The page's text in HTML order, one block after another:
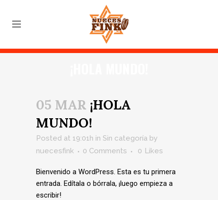
05 MAR ¡HOLA
MUNDO!
Posted at 19:01h in Sin categoría by
nuecesfink
0 Comments 0 Likes
Bienvenido a WordPress. Esta es tu primera
entrada. Edítala o bórrala, ¡luego empieza a
escribir!